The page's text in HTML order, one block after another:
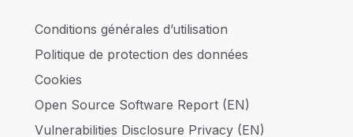
Conditions générales d’utilisation
Politique de protection des données
Cookies
Open Source Software Report (EN)
Vulnerabilities Disclosure Privacy (EN)